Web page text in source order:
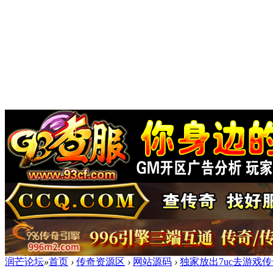
润芒论坛»首页 › 传奇资源区 › 网站源码 › 独家放出7uc去游戏